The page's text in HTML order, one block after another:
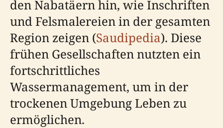
den Nabatäern hin, wie Inschriften
und Felsmalereien in der gesamten
Region zeigen (Saudipedia). Diese
frühen Gesellschaften nutzten ein
fortschrittliches
Wassermanagement, um in der
trockenen Umgebung Leben zu
ermöglichen.